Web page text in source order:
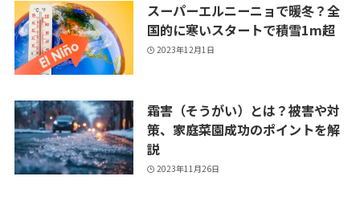
スーパーエルニーニョで暖冬？全
国的に寒いスタートで積雪1m超
2023年12月1日
霜害（そうがい）とは？被害や対
策、家庭菜園成功のポイントを解
説
2023年11月26日